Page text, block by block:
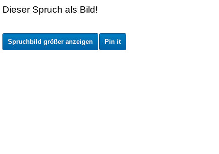
Dieser Spruch als Bild!
Spruchbild größer anzeigen Pin it